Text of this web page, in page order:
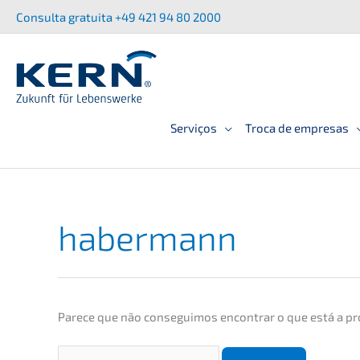
para
conteúdo
Consul­ta gratui­ta +49 421 94 80 2000
Serviços Troca de empresas
haber­mann
Parece que não conse­gu­i­mos encon­trar o que está a